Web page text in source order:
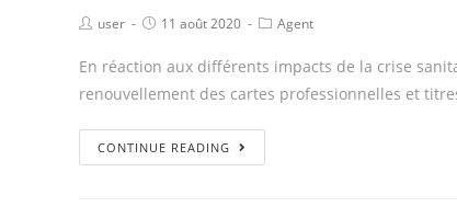
user 11 août 2020 Agent
En réaction aux différents impacts de la crise
renouvellement des cartes professionnelles et
CONTINUE READING